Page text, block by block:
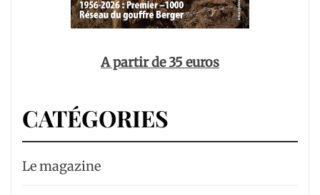
A partir de 35 euros
CATÉGORIES
Le magazine